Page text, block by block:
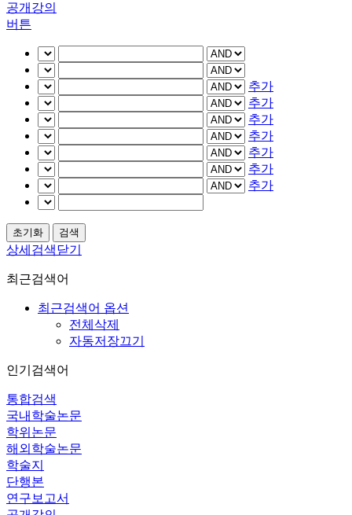
공개강의
버튼
추가
추가
추가
추가
추가
추가
추가
상세검색닫기
최근검색어
최근검색어 옵션
전체삭제
자동저장끄기
인기검색어
통합검색
국내학술논문
학위논문
해외학술논문
학술지
단행본
연구보고서